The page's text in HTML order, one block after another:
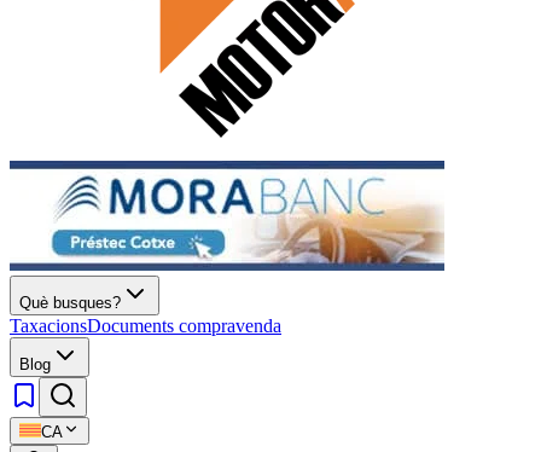
Què busques?
TaxacionsDocuments compravenda
Blog
CA